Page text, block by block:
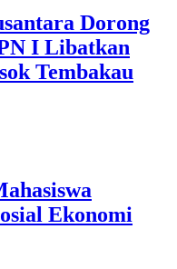
Dorong
I Libatkan
Tembakau
Ekonomi